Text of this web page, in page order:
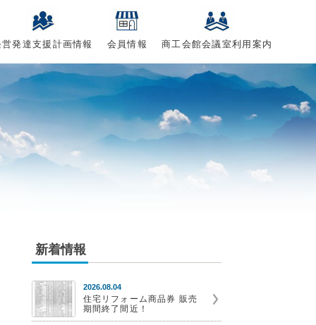
営発達支援計画情報 会員情報 商工会館会議室利用案内
新着情報
2026.08.04
住宅リフォーム商品券 販売
期間終了間近！